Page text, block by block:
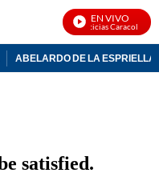
EN VIVO
Noticias Caracol En
ABELARDO DE LA ESPRIELLA